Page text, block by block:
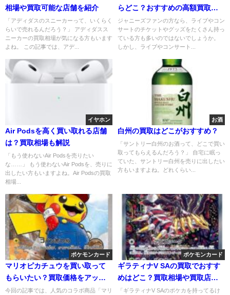
相場や買取可能な店舗を紹介
「アディダスのスニーカーって、いくらく
らいで売れるんだろう？」 アディダスス
ニーカーの買取相場が気になる方もいます
よね。 この記事では、アデ...
らどこ？おすすめの高額買取業
者を紹介！！
ジャニーズファンの方なら、ライブやコン
サートのチケットやグッズをたくさん持っ
ている方も多いのではないでしょうか。
しかし、ライブやコンサート...
イヤホン
Air Podsを高く買い取れる店舗
は？買取相場も解説
「もう使わないAir Podsを売りたい
な……」 もう使わないAir Podsを、売りに
出したい方もいますよね。Air Podsの買取
相場...
お酒
白州の買取はどこがおすすめ？
「サントリー白州のお酒って、どこで買い
取ってもらえるんだろう？」 自宅に眠っ
ていた、サントリー白州を売りに出したい
方もいますよね。どれくらい...
ポケモンカード
マリオピカチュウを買い取って
もらいたい？買取価格をアップ
するコツや相場を紹介！
今回の記事では、人気のコラボ商品「マリ
ポケモンカード
ギラティナV SAの買取でおすす
めはどこ？買取相場や買取店舗
について解説
「ギラティナV SAのポケカを持ってるけ